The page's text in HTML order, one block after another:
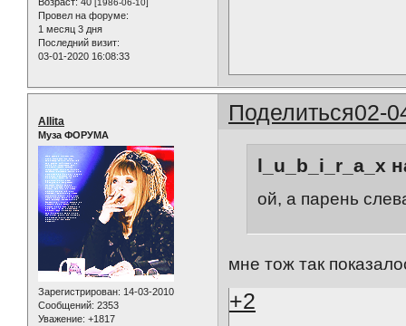
[1986-06-10]
Провел на форуме:
1 месяц 3 дня
Последний визит:
03-01-2020 16:08:33
Поделиться02-
Allita
Муза ФОРУМА
Зарегистрирован: 14-03-2010
Сообщений: 2353
Уважение: +1817
l_u_b_i_r_a_x
ой, а парень
мне тож так
+2